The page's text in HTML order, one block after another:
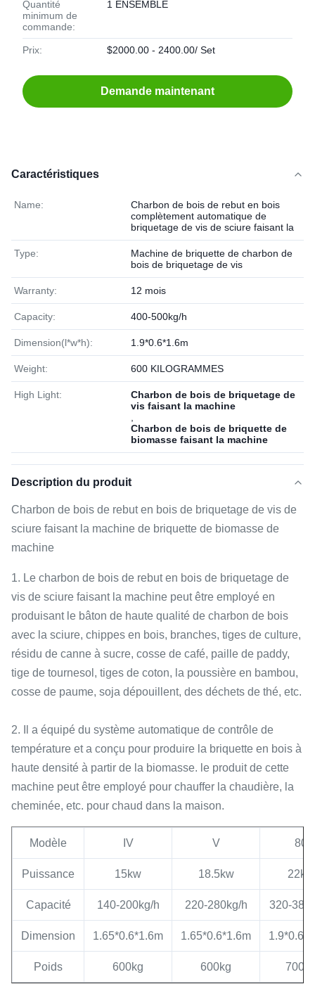
Quantité
minimum de
commande:
1 ENSEMBLE
Prix: $2000.00 - 2400.00/ Set
Demande maintenant
Caractéristiques
Name:
Charbon de bois de rebut en bois
complètement automatique de
briquetage de vis de sciure faisant la
Type:
Machine de briquette de charbon de
bois de briquetage de vis
Warranty: 12 mois
Capacity: 400-500kg/h
Dimension(l*w*h): 1.9*0.6*1.6m
Weight: 600 KILOGRAMMES
High Light:
Charbon de bois de briquetage de
vis faisant la machine
Charbon de bois de briquette de
biomasse faisant la machine
Description du produit
Charbon de bois de rebut en bois de briquetage de vis de
sciure faisant la machine de briquette de biomasse de
machine
1. Le charbon de bois de rebut en bois de briquetage de
vis de sciure faisant la machine peut être employé en
produisant le bâton de haute qualité de charbon de bois
avec la sciure, chippes en bois, branches, tiges de culture,
résidu de canne à sucre, cosse de café, paille de paddy,
tige de tournesol, tiges de coton, la poussière en bambou,
cosse de paume, soja dépouillent, des déchets de thé, etc.
2. Il a équipé du système automatique de contrôle de
température et a conçu pour produire la briquette en bois à
haute densité à partir de la biomasse. le produit de cette
machine peut être employé pour chauffer la chaudière, la
cheminée, etc. pour chaud dans la maison.
Modèle IV V 80
Puissance 15kw 18.5kw 22kw
Capacité 140-200kg/h 220-280kg/h 320-
Dimension 1.65*0.6*1.6m 1.65*0.6*1.6m
Poids 600kg 600kg